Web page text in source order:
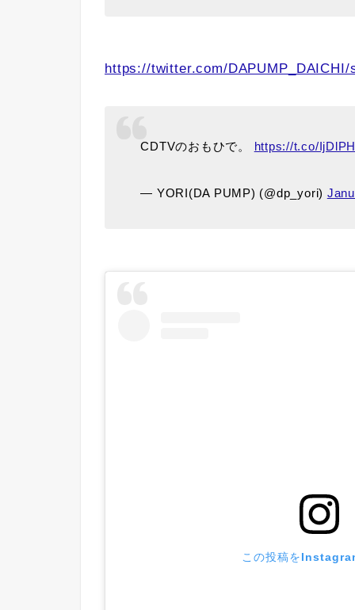
https://twitter.com/
CDTVのおもひで。 https://t.co/
— YORI(DA PUMP) (@dp_yori)
この投稿を